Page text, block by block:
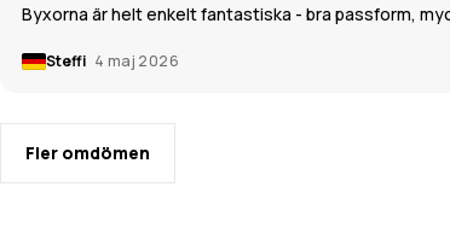
Byxorna är helt enkelt fantastiska - bra passform,
Steffi 4 maj 2026
Fler omdömen